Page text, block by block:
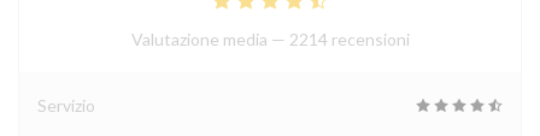
Valutazione media — 2214 recensioni
Servizio